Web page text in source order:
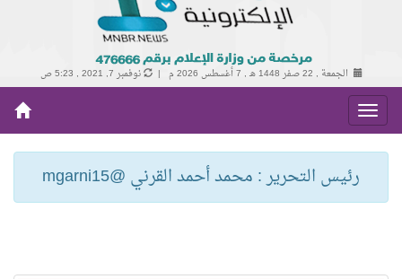
الجمعة , 22 صفر 1448 هـ , 7 أغسطس 2026 م | نوفمبر 7, 2021 , 5:23 ص
رئيس التحرير : محمد أحمد القرني @mgarni15